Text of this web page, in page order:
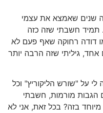
שנים שאמצא את עצמי
תמיד חשבתי שזה כזה
דודה רחוקה שאף פעם לא
גיליתי שזה הרבה יותר
על "שורש הליקוריץ" וכל
הגבות מורמות, חשבתי
בזה? בכל זאת, אני לא